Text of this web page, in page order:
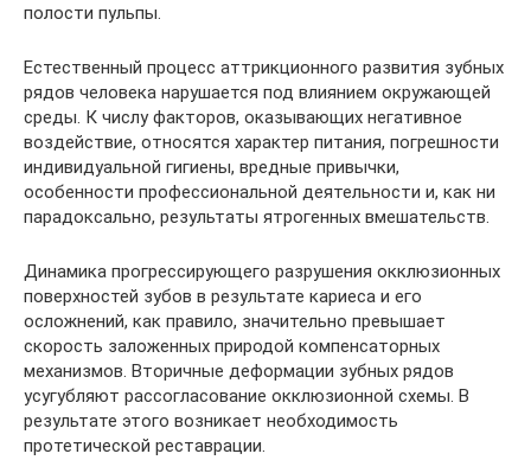
полости пульпы.
Естественный процесс аттрикционного развития зубных
рядов человека нарушается под влиянием окружающей
среды. К числу факторов, оказывающих негативное
воздействие, относятся характер питания, погрешности
индивидуальной гигиены, вредные привычки,
особенности профессиональной деятельности и, как ни
парадоксально, результаты ятрогенных вмешательств.
Динамика прогрессирующего разрушения окклюзионных
поверхностей зубов в результате кариеса и его
осложнений, как правило, значительно превышает
скорость заложенных природой компенсаторных
механизмов. Вторичные деформации зубных рядов
усугубляют рассогласование окклюзионной схемы. В
результате этого возникает необходимость
протетической реставрации.